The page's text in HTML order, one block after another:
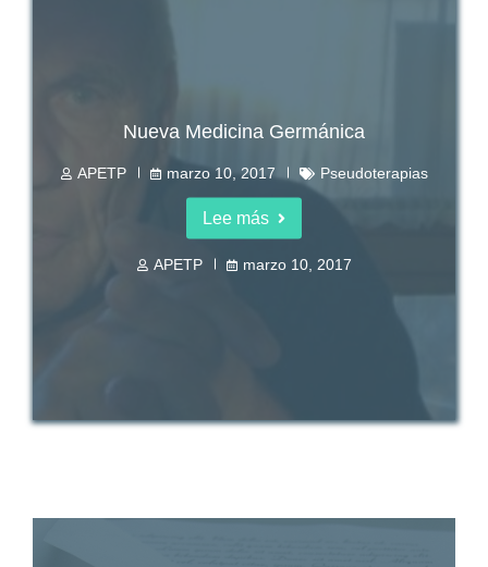
Nueva Medicina Germánica
APETP marzo 10, 2017 Pseudoterapias
Lee más
APETP marzo 10, 2017